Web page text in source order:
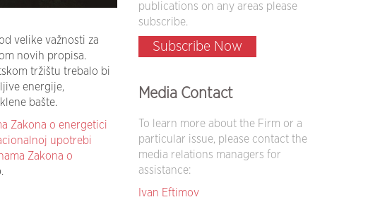
velike važnosti za
novih propisa.
tržištu trebalo bi
energije,
bašte.
Zakona o energetici
upotrebi
Zakona o
publications on any areas please
subscribe.
Subscribe Now
Media Contact
To learn more about the Firm or a
particular issue, please contact the
media relations managers for
assistance:
Ivan Eftimov